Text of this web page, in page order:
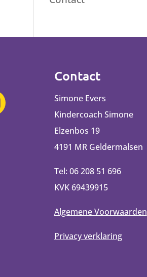
Contact
Simone Evers
Kindercoach Simone
Elzenbos 19
4191 MR Geldermalsen
Tel: 06 208 51 696
KVK 69439915
Algemene Voorwaarden
Privacy verklaring